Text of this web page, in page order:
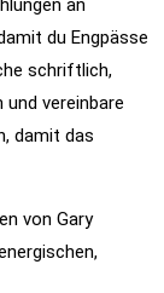
an
du Engpässe
schriftlich,
vereinbare
damit das
von Gary